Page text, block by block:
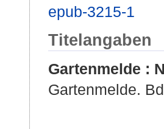
epub-3215-1
Titelangaben
Gartenmelde :
Gartenmelde.